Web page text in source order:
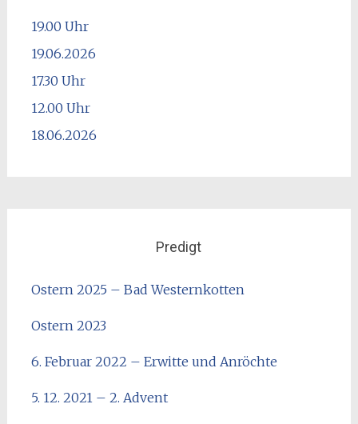
19.00 Uhr
19.06.2026
17.30 Uhr
12.00 Uhr
18.06.2026
Predigt
Ostern 2025 – Bad Westernkotten
Ostern 2023
6. Februar 2022 – Erwitte und Anröchte
5. 12. 2021 – 2. Advent